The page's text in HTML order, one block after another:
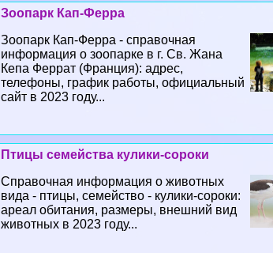
Зоопарк Кап-Ферра
Зоопарк Кап-Ферра - справочная
информация о зоопарке в г. Св. Жана
Кепа Феррат (Франция): адрес,
телефоны, график работы, официальный
сайт в 2023 году...
Птицы семейства кулики-сороки
Справочная информация о животных
вида - птицы, семейство - кулики-сороки:
ареал обитания, размеры, внешний вид
животных в 2023 году...